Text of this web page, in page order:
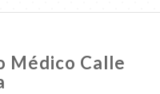
Médico Calle